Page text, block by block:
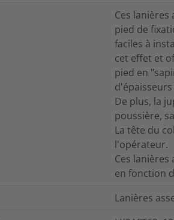
Ces
pied de
faciles à
cet effet et
pied en
De plus, la
poussière,
La tête du
l'opérateur.
Ces
en fonction
Lanières